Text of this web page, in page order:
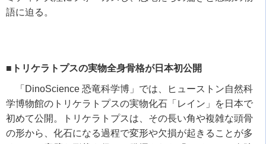
語に迫る。
■トリケラトプスの実物全身骨格が日本初公開
「 DinoScience 恐竜科学博」では、ヒューストン自然科
学博物館のトリケラトプスの実物化石「レイン」を日本で
初めて公開。トリケラトプスは、その長い角や複雑な頭骨
の形から、化石になる過程で変形や欠損が起きることが多